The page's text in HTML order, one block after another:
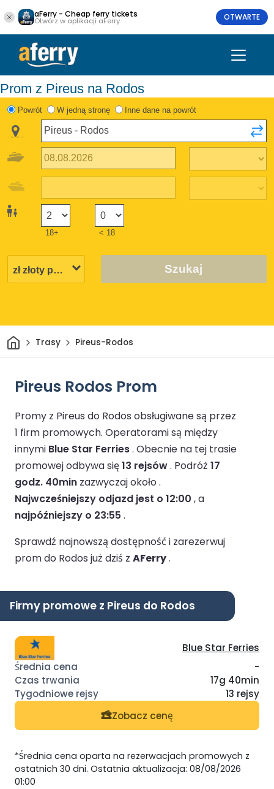
aFerry - Cheap ferry tickets
Otwórz w aplikacji aFerry OTWARTE
Prom z Pireus na Rodos
Powrót W jedną stronę Inne dane na powrót
18+ < 18
Szukaj
DomTrasy Pireus-Rodos
Pireus Rodos Prom
Promy z Pireus do Rodos obsługiwane są przez
1 firm promowych. Operatorami są między
innymi Blue Star Ferries. Obecnie na tej trasie
promowej odbywa się13 rejsów. Podróż 17
godz. 40min zazwyczaj około .
Najwcześniejszy odjazd jest o 12:00 , a
najpóźniejszy o 23:55 .
Sprawdź najnowszą dostępność i zarezerwuj
prom do Rodos już dziś z AFerry.
Firmy promowe z Pireus do Rodos
Blue Star Ferries
-
17g 40min
13 rejsy
Zobacz cenę
*Średnia cena oparta na rezerwacjach promowych z
ostatnich 30 dni. Ostatnia aktualizacja: 08/08/2026
01:00